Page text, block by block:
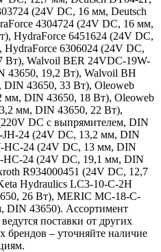
(24V DC, 16 мм, Deutsch
4304724 (24V DC, 16 мм,
HydraForce 6451624 (24V DC,
6306024 (24V DC,
Вт), Walvoil BER 24VDC-19W-
43650, 19,2 Вт), Walvoil BH
43650, 33 Вт), Oleoweb
мм, DIN 43650, 18 Вт), Oleoweb
мм, DIN 43650, 22 Вт),
DC с выпрямителем, DIN
JH-24 (24V DC, 13,2 мм, DIN
HC-24 (24V DC, 13 мм, DIN
HC-24 (24V DC, 19,1 мм, DIN
R934000451 (24V DC, 12,7
Hydraulics LC3-10-C-2H
26 Вт), MERIC MC-18-C-
DIN 43650). Ассортимент
поставки от других
брендов – уточняйте наличие